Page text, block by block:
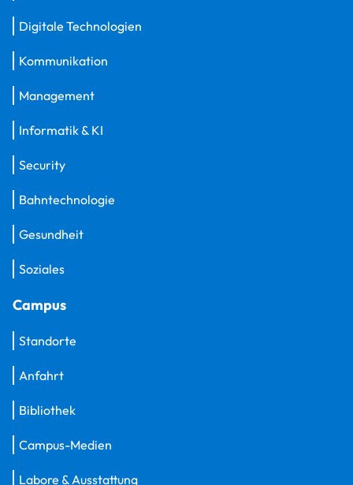
Digitale Technologien
Kommunikation
Management
Informatik & KI
Security
Bahntechnologie
Gesundheit
Soziales
Campus
Standorte
Anfahrt
Bibliothek
Campus-Medien
Labore & Ausstattung